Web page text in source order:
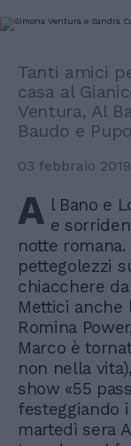
Tanti amici
casa al
Ventura, Al
Baudo e Pupo
03 febbraio 2019
A l Bano e
e
notte
pettegolezzi
chiacchere
Mettici anche
Romina
Marco è
non nella
show «55
festeggiando
martedì sera